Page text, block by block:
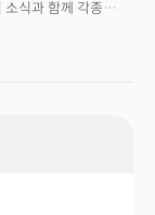
소식과 함께 각종
사각지대에서
려가 나온다.
일종의 디지털
연동, 사용자의
필요한 오브를
재 오브는 독일,